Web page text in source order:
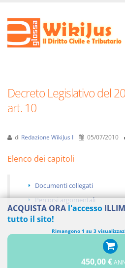
Decreto Legislativo del
art. 10
di Redazione WikiJus I 05/07/2010
Elenco dei capitoli
Documenti collegati
Percorsi argomentali
DIRITTO DI ACCESSO E DI
ACQUISTA ORA l'accesso
tutto il sito!
Rimangono 1 su 3
450,00 €